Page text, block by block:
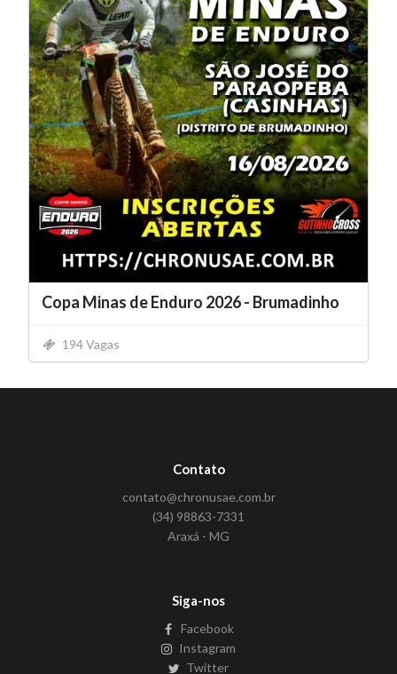
Copa Minas de Enduro 2026 - Brumadinho
194 Vagas
Contato
contato@chronusae.com.br
(34) 98863-7331
Araxá - MG
Siga-nos
Facebook
Instagram
Twitter